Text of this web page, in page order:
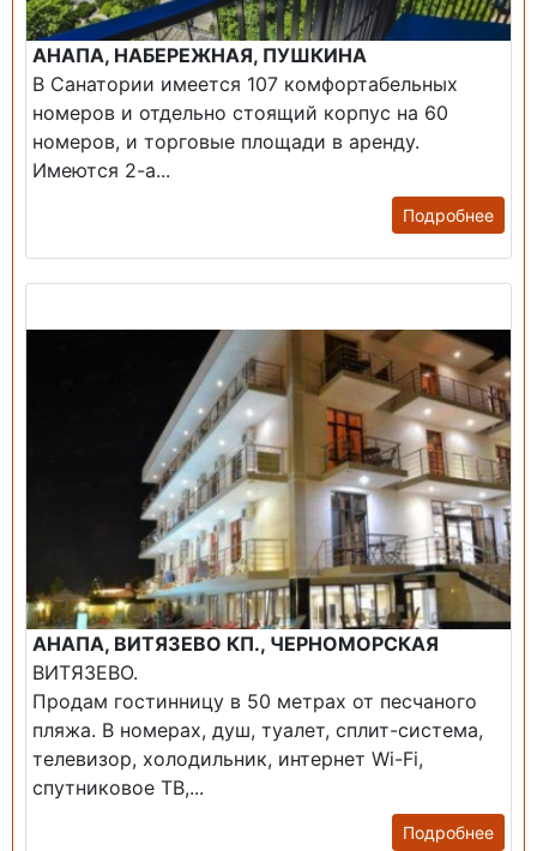
АНАПА, НАБЕРЕЖНАЯ, ПУШКИНА
В Санатории имеется 107 комфортабельных
номеров и отдельно стоящий корпус на 60
номеров, и торговые площади в аренду.
Имеются 2-а...
Подробнее
АНАПА, ВИТЯЗЕВО КП., ЧЕРНОМОРСКАЯ
ВИТЯЗЕВО.
Продам гостинницу в 50 метрах от песчаного
пляжа. В номерах, душ, туалет, сплит-система,
телевизор, холодильник, интернет Wi-Fi,
спутниковое ТВ,...
Подробнее